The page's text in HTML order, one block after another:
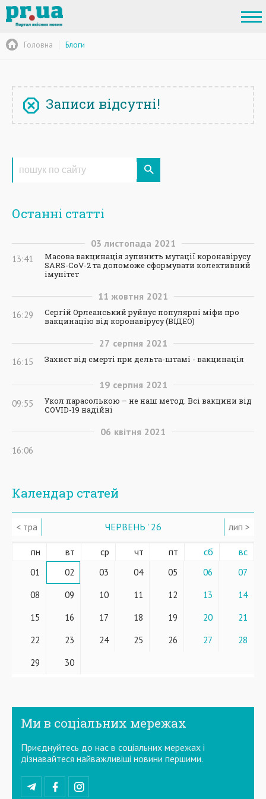
Головна Блоги
Записи відсутні!
Останні статті
03 листопада 2021
13:41
Масова вакцинація зупинить мутації коронавірусу
SARS-CoV-2 та допоможе сформувати колективний
імунітет
11 жовтня 2021
16:29
Сергій Орлеанський руйнує популярні міфи про
вакцинацію від коронавірусу (ВІДЕО)
27 серпня 2021
16:15 Захист від смерті при дельта-штамі - вакцинація
19 серпня 2021
09:55
Укол парасолькою – не наш метод. Всі вакцини від
COVID-19 надійні
06 квітня 2021
16:06
Календар статей
< тра ЧЕРВЕНЬ ' 26 лип >
пн вт ср чт пт сб вс
01 02 03 04 05 06
07
08
09 10 11 12 13
14
15
16 17 18 19 20
21
22
23 24 25 26 27
28
29
30
Ми в соціальних мережах
Приєднуйтесь до нас в соціальних мережах і
дізнавайтеся найважливіші новини першими.